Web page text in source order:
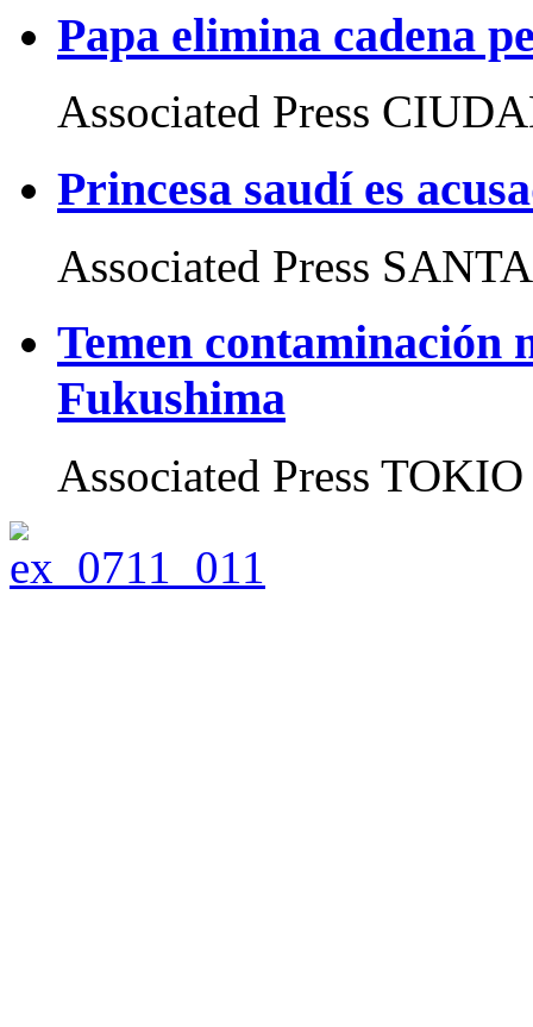
Papa elimina cadena
Associated Press
Princesa saudí es
Associated Press
Temen contaminación
Fukushima
Associated Press